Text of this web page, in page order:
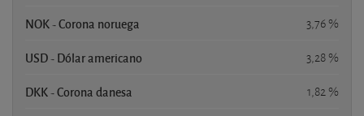
NOK - Corona noruega 3,76 %
USD - Dólar americano 3,28 %
DKK - Corona danesa 1,82 %